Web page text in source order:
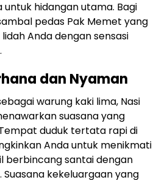
hidangan utama. Bagi
pedas Pak Memet yang
Anda dengan sensasi
dan Nyaman
warung kaki lima, Nasi
suasana yang
duduk tertata rapi di
Anda untuk menikmati
berbincang santai dengan
kekeluargaan yang